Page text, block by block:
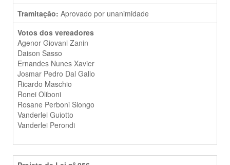
Tramitação: Aprovado por unanimidade
Votos dos vereadores
Agenor Giovani Zanin
Daison Sasso
Ernandes Nunes Xavier
Josmar Pedro Dal Gallo
Ricardo Maschio
Ronei Oliboni
Rosane Perboni Slongo
Vanderlei Guiotto
Vanderlei Perondi